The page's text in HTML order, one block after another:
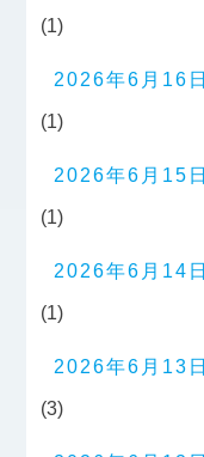
(1)
2026年6月16日
(1)
2026年6月15日
(1)
2026年6月14日
(1)
2026年6月13日
(3)